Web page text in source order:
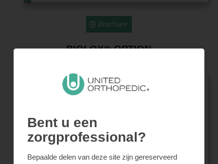
Bent u een
zorgprofessional?
Bepaalde delen van deze site zijn gereserveerd
Brochure
BIOLOX® OPTION